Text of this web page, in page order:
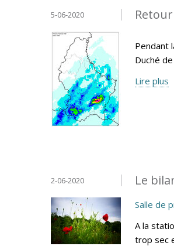
5-06-2020
Pendant
Duché
Lire plus
Le
2-06-2020
Salle de
A la
trop sec